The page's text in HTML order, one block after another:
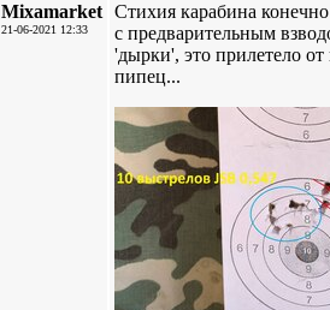
Mixamarket
21-06-2021 12:33
Стихия карабина
с предварительным
'дырки', это прилетело
пипец...